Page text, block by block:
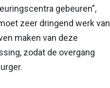
gebeuren”,
zeer dringend werk van
maken van deze
zodat de overgang